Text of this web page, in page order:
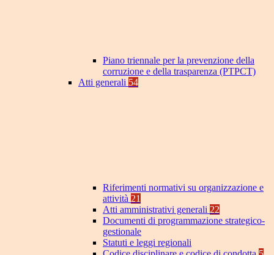
Piano triennale per la prevenzione della
corruzione e della trasparenza (PTPCT)
Atti generali 54
Riferimenti normativi su organizzazione e
attività 21
Atti amministrativi generali 22
Documenti di programmazione strategico-
gestionale
Statuti e leggi regionali